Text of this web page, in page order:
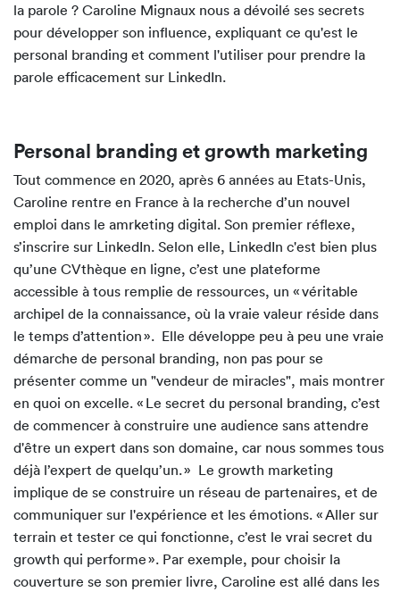
la parole ? Caroline Mignaux nous a dévoilé ses secrets
pour développer son influence, expliquant ce qu'est le
personal branding et comment l'utiliser pour prendre la
parole efficacement sur LinkedIn.
Personal branding et growth marketing
Tout commence en 2020, après 6 années au Etats-Unis,
Caroline rentre en France à la recherche d’un nouvel
emploi dans le amrketing digital. Son premier réflexe,
s’inscrire sur LinkedIn. Selon elle, LinkedIn c'est bien plus
qu’une CVthèque en ligne, c’est une plateforme
accessible à tous remplie de ressources, un « véritable
archipel de la connaissance, où la vraie valeur réside dans
le temps d’attention ». Elle développe peu à peu une vraie
démarche de personal branding, non pas pour se
présenter comme un "vendeur de miracles", mais montrer
en quoi on excelle. « Le secret du personal branding, c’est
de commencer à construire une audience sans attendre
d'être un expert dans son domaine, car nous sommes tous
déjà l’expert de quelqu’un. » Le growth marketing
implique de se construire un réseau de partenaires, et de
communiquer sur l'expérience et les émotions. « Aller sur
terrain et tester ce qui fonctionne, c’est le vrai secret du
growth qui performe ». Par exemple, pour choisir la
couverture se son premier livre, Caroline est allé dans les